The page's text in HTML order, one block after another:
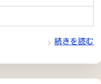
続きを読む